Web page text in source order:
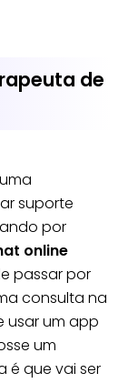
de
suporte
por
online
passar por
consulta na
usar um app
um
é que vai ser